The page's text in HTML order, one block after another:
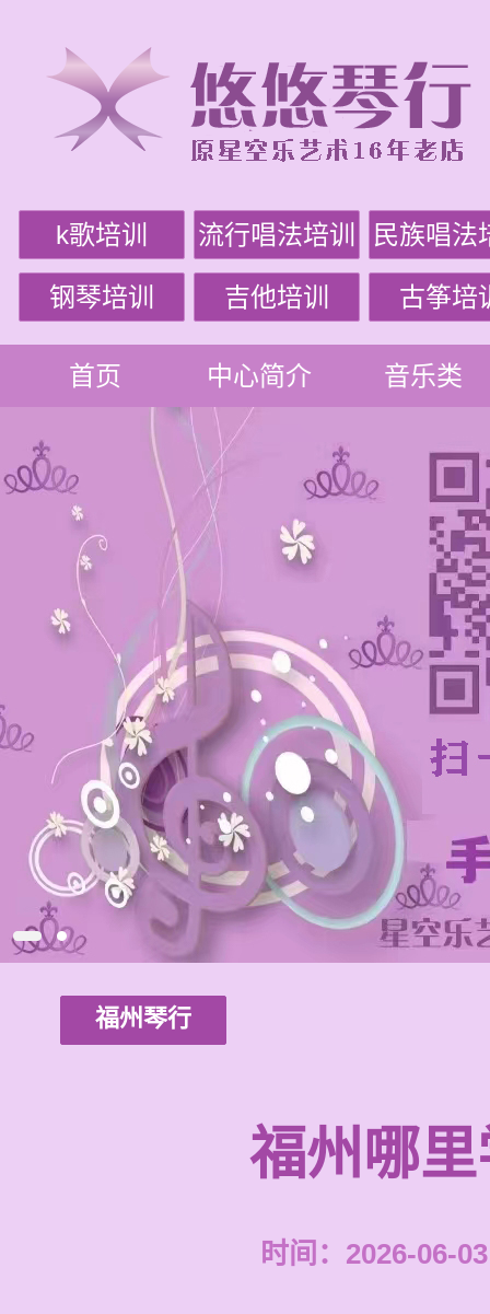
k歌培训 流行唱法培训 民族唱法
钢琴培训 吉他培训 古筝培
首页 中心简介 音乐类
福州琴行
福州哪
时间：2026-06-